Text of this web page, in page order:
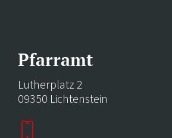
Pfarramt
Lutherplatz 2
09350 Lichtenstein